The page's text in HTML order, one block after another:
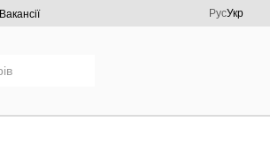
Вакансії
РусУкр